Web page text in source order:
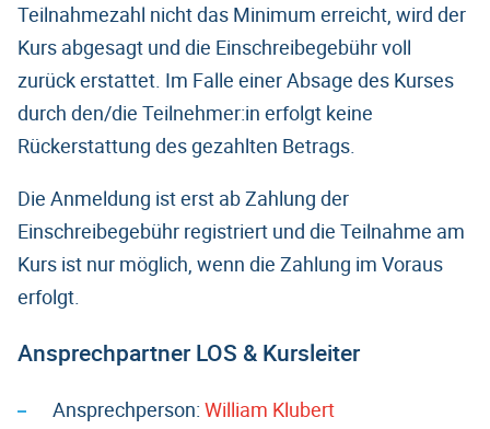
Teilnahmezahl nicht das Minimum erreicht, wird der
Kurs abgesagt und die Einschreibegebühr voll
zurück erstattet. Im Falle einer Absage des Kurses
durch den/die Teilnehmer:in erfolgt keine
Rückerstattung des gezahlten Betrags.
Die Anmeldung ist erst ab Zahlung der
Einschreibegebühr registriert und die Teilnahme am
Kurs ist nur möglich, wenn die Zahlung im Voraus
erfolgt.
Ansprechpartner LOS & Kursleiter
Ansprechperson: William Klubert